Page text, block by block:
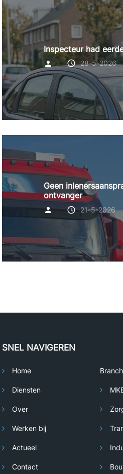
Inspecteur had
28-5-2026
Geen
ontvanger
21-5-2026
SNEL NAVIGEREN
Home
Diensten
Over
Werken bij
Actueel
Contact